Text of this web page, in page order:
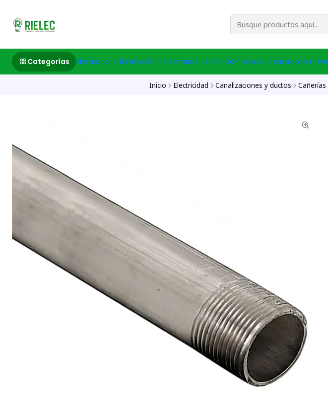
Categorías Electricidad Iluminación Electronica Linea Domiciliaria Construcción
Inicio Electricidad Canalizaciones y ductos